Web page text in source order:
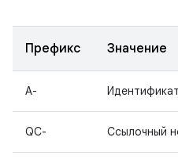
Префикс Значение
A-
QC- Ссылочный